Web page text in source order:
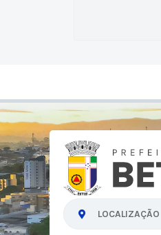
LOCALIZAÇÃO